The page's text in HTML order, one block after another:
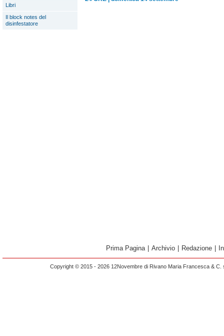
Libri
Il block notes del
disinfestatore
Prima Pagina Archivio Redazione
Copyright © 2015 - 2026 12Novembre di Rivano Maria Francesca &